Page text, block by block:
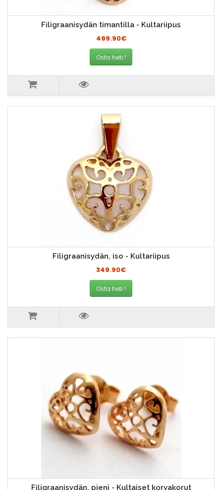
Filigraanisydän timantilla - Kultariipus
499.90€
Osta heti !
Filigraanisydän, iso - Kultariipus
349.90€
Osta heti !
Filigraanisydän, pieni - Kultaiset korvakorut